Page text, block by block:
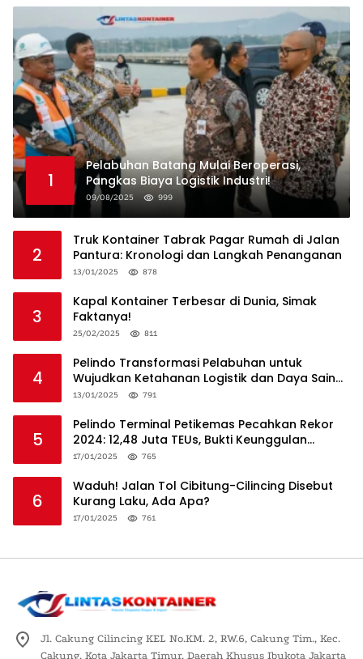
1
Pelabuhan Batang Mulai Beroperasi,
Pangkas Biaya Logistik Industri!
09/08/2025 999
2
Truk Kontainer Tabrak Pagar Rumah di Jalan
Pantura: Kronologi dan Langkah Penanganan
13/01/2025 878
3
Kapal Kontainer Terbesar di Dunia, Simak
Faktanya!
25/02/2025 811
4
Pelindo Transformasi Pelabuhan untuk
Wujudkan Ketahanan Logistik dan Daya Saing
Global
13/01/2025 791
5
Pelindo Terminal Petikemas Pecahkan Rekor
2024: 12,48 Juta TEUs, Bukti Keunggulan
Logistik Nasional
17/01/2025 765
6
Waduh! Jalan Tol Cibitung-Cilincing Disebut
Kurang Laku, Ada Apa?
17/01/2025 761
Jl. Cakung Cilincing KEL No.KM. 2, RW.6, Cakung Tim., Kec.
Cakung, Kota Jakarta Timur, Daerah Khusus Ibukota Jakarta